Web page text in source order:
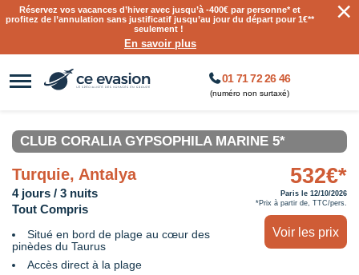
Réservez vos vacances d’hiver avec jusqu’à-400€ par personne* et
profitez de l’annulation sans justificatif jusqu’au jour du départ pour 1€**
seulement !
En savoir plus
×
01 71 72 26 46
(numéro non surtaxé)
CLUB CORALIA GYPSOPHILA MARINE 5*
Turquie, Antalya
4 jours / 3 nuits
Tout Compris
Situé en bord de plage au cœur des
pinèdes du Taurus
Accès direct à la plage
532€*
Paris le 12/10/2026
*Prix à partir de, TTC/pers.
Voir les prix